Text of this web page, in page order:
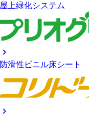
屋上緑化システム
chevron_right
防滑性ビニル床シート
chevron_right